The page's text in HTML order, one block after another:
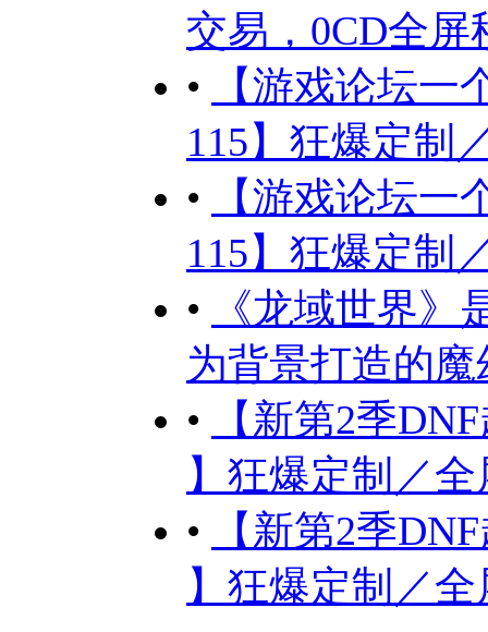
交易，0CD全屏
•
【游戏论坛一
115】狂爆定制
•
【游戏论坛一
115】狂爆定制
•
《龙域世界
为背景打造的魔
•
【新第2季
】狂爆定制／全
•
【新第2季
】狂爆定制／全